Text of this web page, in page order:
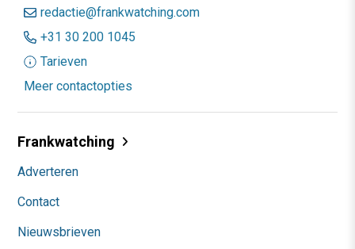
redactie@frankwatching.com
+31 30 200 1045
Tarieven
Meer contactopties
Frankwatching
Adverteren
Contact
Nieuwsbrieven